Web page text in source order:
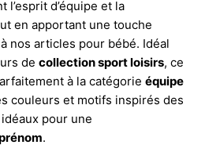
d’équipe et la
en apportant une touche
nos articles pour bébé. Idéal
de collection sport loisirs, ce
à la catégorie équipe
couleurs et motifs inspirés des
pour une
.